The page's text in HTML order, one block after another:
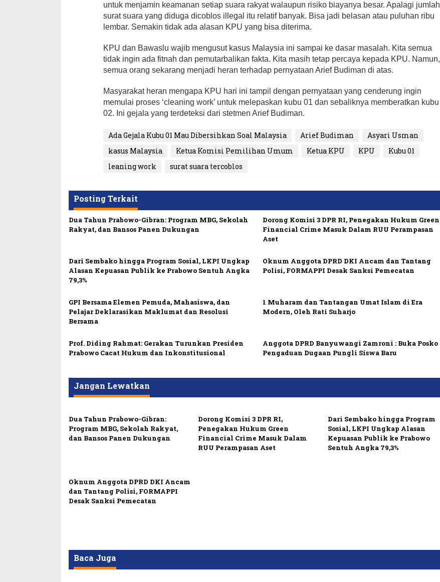
untuk menjamin keamanan setiap suara rakyat walaupun risiko biayanya besar. Apalagi jumlah
surat suara yang diduga dicoblos illegal itu relatif banyak. Bisa jadi belasan atau puluhan ribu
lembar. Semakin tidak ada alasan KPU yang bisa diterima.
KPU dan Bawaslu wajib mengusut kasus Malaysia ini sampai ke dasar masalah. Kita semua
tidak ingin ada fitnah dan pemutarbalikan fakta. Kita masih tetap percaya kepada KPU. Namun,
semua orang sekarang menjadi heran terhadap pernyataan Arief Budiman di atas.
Masyarakat heran mengapa KPU hari ini tampil dengan pernyataan yang cenderung ingin
memulai proses ‘cleaning work’ untuk melepaskan kubu 01 dan sebaliknya memberatkan kubu
02. Ini gejala yang terdeteksi dari stetmen Arief Budiman.
Ada Gejala Kubu 01 Mau Dibersihkan Soal Malaysia Arief Budiman
Asyari Usman
kasus Malaysia
Ketua Komisi Pemilihan Umum Ketua KPU KPU
Kubu 01
leaning work
surat suara tercoblos
Posting Terkait
Dua Tahun Prabowo-Gibran: Program MBG, Sekolah
Rakyat, dan Bansos Panen Dukungan
Dorong Komisi 3 DPR RI, Penegakan Hukum Green
Financial Crime Masuk Dalam RUU Perampasan
Aset
Dari Sembako hingga Program Sosial, LKPI Ungkap
Alasan Kepuasan Publik ke Prabowo Sentuh Angka
79,3%
Oknum Anggota DPRD DKI Ancam dan Tantang
Polisi, FORMAPPI Desak Sanksi Pemecatan
GPI Bersama Elemen Pemuda, Mahasiswa, dan
Pelajar Deklarasikan Maklumat dan Resolusi
Bersama
1 Muharam dan Tantangan Umat Islam di Era
Modern, Oleh Rati Suharjo
Prof. Diding Rahmat: Gerakan Turunkan Presiden
Prabowo Cacat Hukum dan Inkonstitusional
Anggota DPRD Banyuwangi Zamroni : Buka Posko
Pengaduan Dugaan Pungli Siswa Baru
Jangan Lewatkan
Dua Tahun Prabowo-Gibran:
Program MBG, Sekolah Rakyat,
dan Bansos Panen Dukungan
Dorong Komisi 3 DPR RI,
Penegakan Hukum Green
Financial Crime Masuk Dalam
RUU Perampasan Aset
Dari Sembako hingga Program
Sosial, LKPI Ungkap Alasan
Kepuasan Publik ke Prabowo
Sentuh Angka 79,3%
Oknum Anggota DPRD DKI Ancam
dan Tantang Polisi, FORMAPPI
Desak Sanksi Pemecatan
Baca Juga